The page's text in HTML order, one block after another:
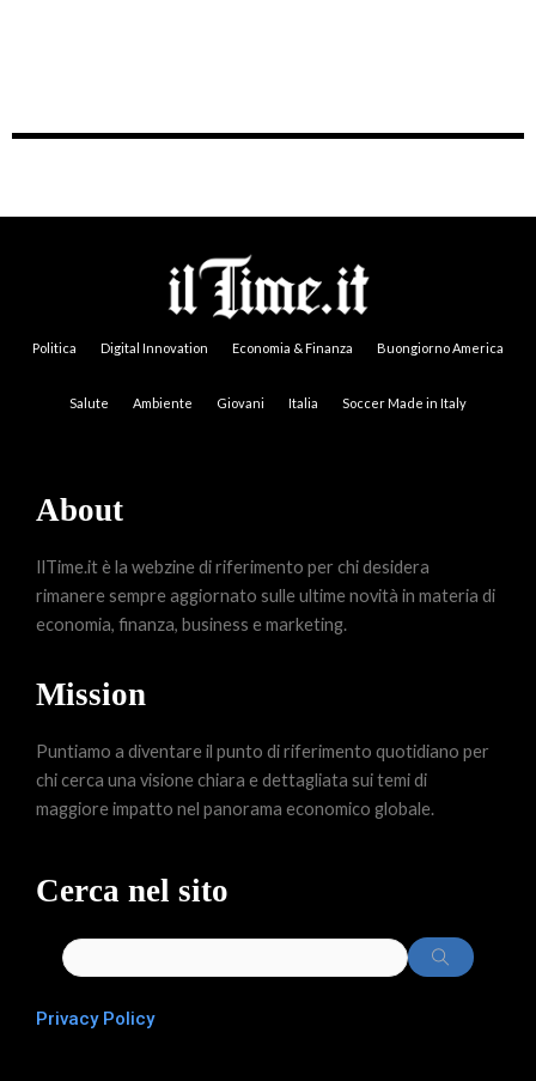
Politica Digital Innovation Economia & Finanza Buongiorno America
Salute Ambiente Giovani Italia Soccer Made in Italy
About
IlTime.it è la webzine di riferimento per chi desidera
rimanere sempre aggiornato sulle ultime novità in materia di
economia, finanza, business e marketing.
Mission
Puntiamo a diventare il punto di riferimento quotidiano per
chi cerca una visione chiara e dettagliata sui temi di
maggiore impatto nel panorama economico globale.
Cerca nel sito
Privacy Policy